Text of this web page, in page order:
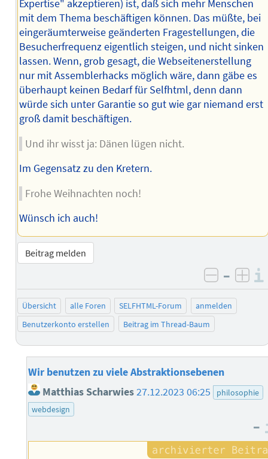
Expertise" akzeptieren) ist, daß sich mehr Menschen
mit dem Thema beschäftigen können. Das müßte, bei
eingeräumterweise geänderten Fragestellungen, die
Besucherfrequenz eigentlich steigen, und nicht sinken
lassen. Wenn, grob gesagt, die Webseitenerstellung
nur mit Assemblerhacks möglich wäre, dann gäbe es
überhaupt keinen Bedarf für Selfhtml, denn dann
würde sich unter Garantie so gut wie gar niemand erst
groß damit beschäftigen.
Und ihr wisst ja: Dänen lügen nicht.
Im Gegensatz zu den Kretern.
Frohe Weihnachten noch!
Wünsch ich auch!
Beitrag melden
negativ
–
Übersicht alle Foren SELFHTML-Forum
anmelden
Benutzerkonto erstellen
Beitrag im Thread-Baum
Wir benutzen zu viele Abstraktionsebenen
Matthias Scharwies27.12.2023 06:25
philosophie
webdesign
–